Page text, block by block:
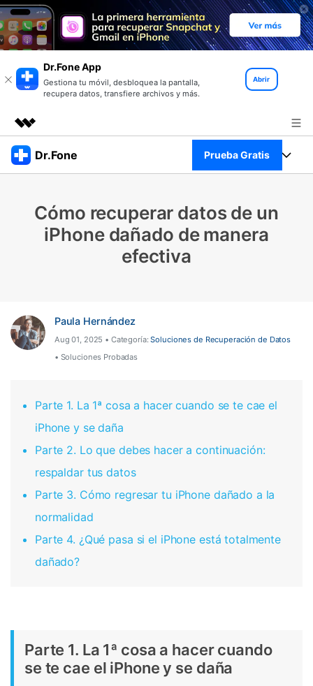
Dr.Fone App
Gestiona tu móvil, desbloquea la pantalla,
recupera datos, transfiere archivos y más.
Abrir
Productos destacados
Resumen
Soluciones
Quiénes somos
Dr.Fone Prueba Gratis
Ver Kit Completo >
Productos
Herramientas Online
Guías
Blog
Transferencia de Datos
Reparación de Móviles
Protección del Móvil
Encuentra Más Soluciones
Desbloqueo FRP en Android 16
Iniciar sesión
Cómo recuperar datos de un
iPhone dañado de manera
efectiva
Paula Hernández
Aug 01, 2025 • Categoría:Soluciones de Recuperación de Datos
• Soluciones Probadas
Parte 1. La 1ª cosa a hacer cuando se te cae el
iPhone y se daña
Parte 2. Lo que debes hacer a continuación:
respaldar tus datos
Parte 3. Cómo regresar tu iPhone dañado a la
normalidad
Parte 4. ¿Qué pasa si el iPhone está totalmente
dañado?
Parte 1. La 1ª cosa a hacer cuando
se te cae el iPhone y se daña